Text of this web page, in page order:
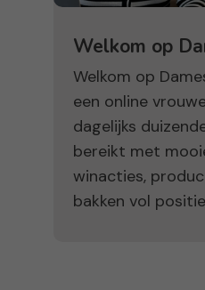
Welkom op
Welkom op
een online
dagelijks
bereikt met
winacties,
bakken vol